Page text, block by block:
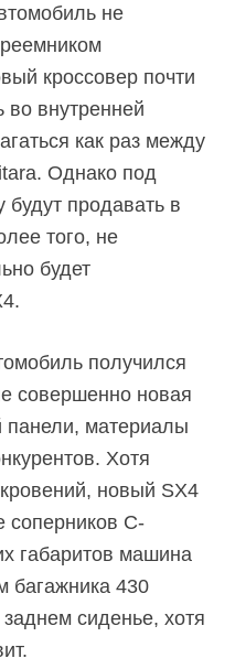
не
кроссовер почти
во внутренней
как раз между
Однако под
продавать в
того, не
будет
получился
совершенно новая
панели, материалы
Хотя
новый SX4
соперников С-
габаритов машина
багажника 430
сиденье, хотя